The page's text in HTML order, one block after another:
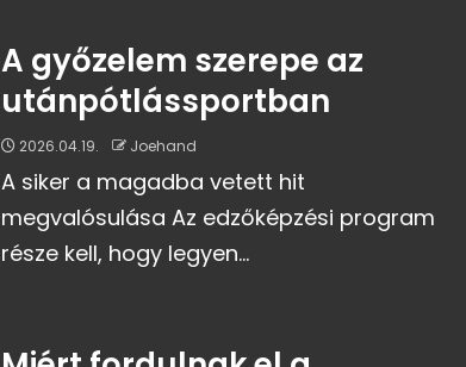
A győzelem szerepe az
utánpótlássportban
2026.04.19. Joehand
A siker a magadba vetett hit
megvalósulása Az edzőképzési program
része kell, hogy legyen...